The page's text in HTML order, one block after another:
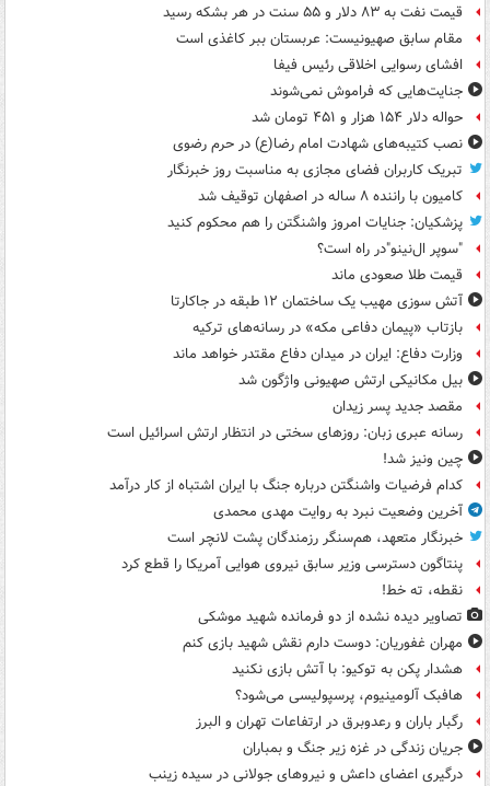
قیمت نفت به ۸۳ دلار و ۵۵ سنت در هر بشکه رسید
مقام سابق صهیونیست: عربستان ببر کاغذی است
افشای رسوایی اخلاقی رئیس فیفا
جنایت‌هایی که فراموش نمی‌شوند
حواله دلار ۱۵۴ هزار و ۴۵۱ تومان شد
نصب کتیبه‌های شهادت امام رضا(ع) در حرم رضوی
تبریک کاربران فضای مجازی به مناسبت روز خبرنگار
کامیون با راننده ۸ ساله در اصفهان توقیف شد
پزشکیان: جنایات امروز واشنگتن را هم محکوم کنید
"سوپر ال‌نینو"در راه است؟
قیمت طلا صعودی ماند
آتش سوزی مهیب یک ساختمان ۱۲ طبقه در جاکارتا
بازتاب «پیمان دفاعی مکه» در رسانه‌های ترکیه
وزارت دفاع: ایران در میدان دفاع مقتدر خواهد ماند
بیل مکانیکی ارتش صهیونی واژگون شد
مقصد جدید پسر زیدان
رسانه عبری زبان: روزهای سختی در انتظار ارتش اسرائیل است
چین ونیز شد!
کدام فرضیات واشنگتن درباره جنگ با ایران اشتباه از کار درآمد
آخرین وضعیت نبرد به روایت مهدی محمدی
خبرنگار متعهد، هم‌سنگر رزمندگان پشت لانچر است
پنتاگون دسترسی وزیر سابق نیروی هوایی آمریکا را قطع کرد
نقطه، ته خط!
تصاویر دیده‌ نشده از دو فرمانده شهید موشکی
مهران غفوریان: دوست دارم نقش شهید بازی کنم
هشدار پکن به توکیو: با آتش بازی نکنید
هافبک آلومینیوم، پرسپولیسی می‌شود؟
رگبار باران و رعدوبرق در ارتفاعات تهران و البرز
جریان زندگی در غزه زیر جنگ و بمباران
درگیری اعضای داعش و نیروهای جولانی در سیده زینب